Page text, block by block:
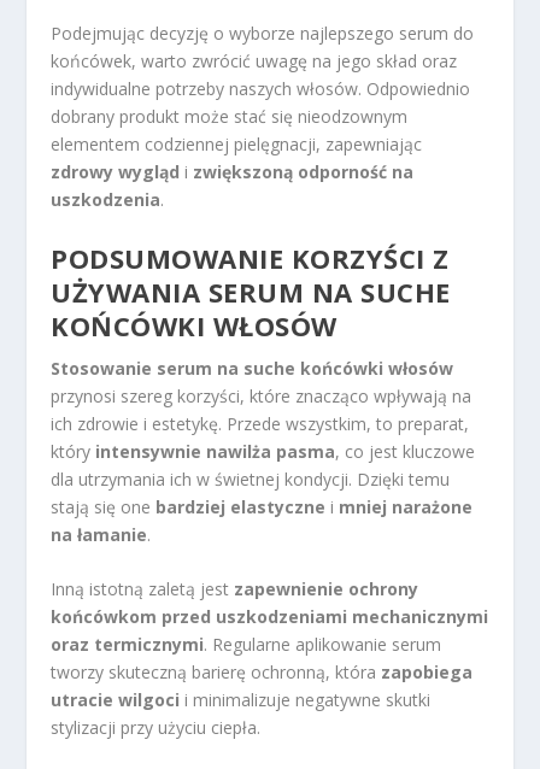
Podejmując decyzję o wyborze najlepszego serum do
końcówek, warto zwrócić uwagę na jego skład oraz
indywidualne potrzeby naszych włosów. Odpowiednio
dobrany produkt może stać się nieodzownym
elementem codziennej pielęgnacji, zapewniając
zdrowy wygląd i zwiększoną odporność na
uszkodzenia.
PODSUMOWANIE KORZYŚCI Z
UŻYWANIA SERUM NA SUCHE
KOŃCÓWKI WŁOSÓW
Stosowanie serum na suche końcówki włosów
przynosi szereg korzyści, które znacząco wpływają na
ich zdrowie i estetykę. Przede wszystkim, to preparat,
który intensywnie nawilża pasma, co jest kluczowe
dla utrzymania ich w świetnej kondycji. Dzięki temu
stają się one bardziej elastyczne i mniej narażone
na łamanie.
Inną istotną zaletą jest zapewnienie ochrony
końcówkom przed uszkodzeniami mechanicznymi
oraz termicznymi. Regularne aplikowanie serum
tworzy skuteczną barierę ochronną, która zapobiega
utracie wilgoci i minimalizuje negatywne skutki
stylizacji przy użyciu ciepła.